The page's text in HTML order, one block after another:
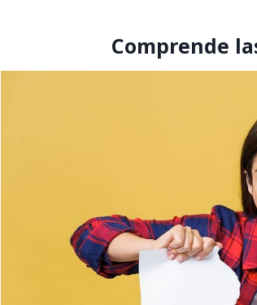
Comprende